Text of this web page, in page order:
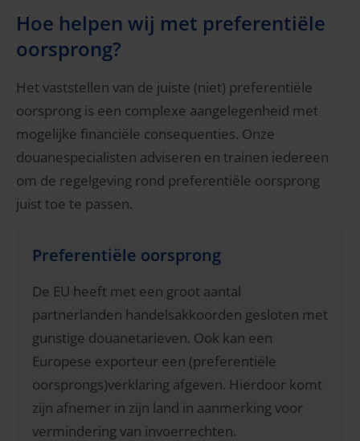
Hoe helpen wij met preferentiële
oorsprong?
Het vaststellen van de juiste (niet) preferentiële
oorsprong is een complexe aangelegenheid met
mogelijke financiële consequenties. Onze
douanespecialisten adviseren en trainen iedereen
om de regelgeving rond preferentiële oorsprong
juist toe te passen.
Preferentiële oorsprong
De EU heeft met een groot aantal
partnerlanden handelsakkoorden gesloten met
gunstige douanetarieven. Ook kan een
Europese exporteur een (preferentiële
oorsprongs)verklaring afgeven. Hierdoor komt
zijn afnemer in zijn land in aanmerking voor
vermindering van invoerrechten.